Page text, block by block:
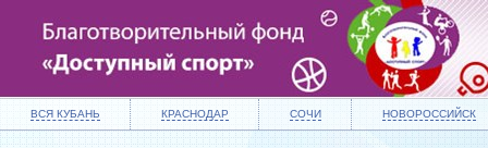
ВСЯ КУБАНЬ КРАСНОДАР СОЧИ НОВОРОССИЙСК